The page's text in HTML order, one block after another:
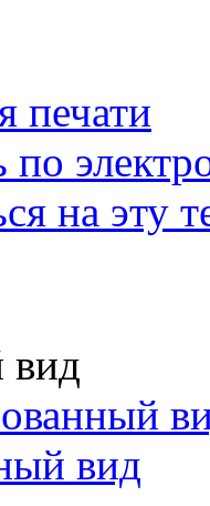
печати
по
на эту
вид